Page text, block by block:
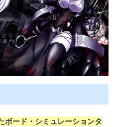
ボード・シミュレーションタ